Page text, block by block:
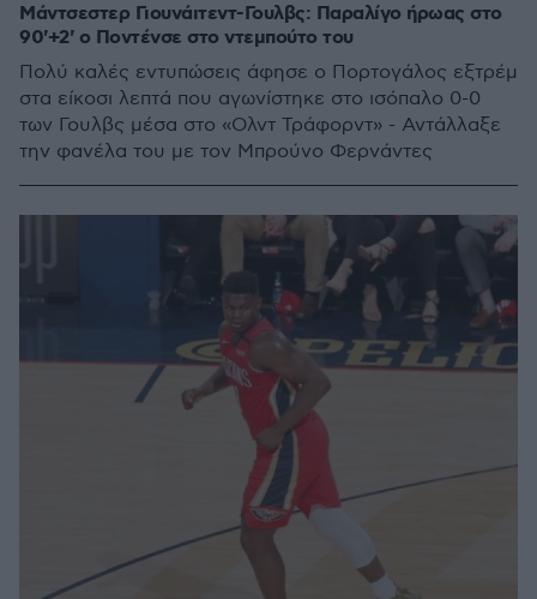
Μάντσεστερ Γιουνάιτεντ-Γουλβς: Παραλίγο ήρωας στο
90'+2' ο Ποντένσε στο ντεμπούτο του
Πολύ καλές εντυπώσεις άφησε ο Πορτογάλος εξτρέμ
στα είκοσι λεπτά που αγωνίστηκε στο ισόπαλο 0-0
των Γουλβς μέσα στο «Ολντ Τράφορντ» - Αντάλλαξε
την φανέλα του με τον Μπρούνο Φερνάντες